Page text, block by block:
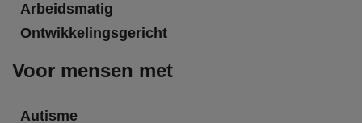
Arbeidsmatig
Ontwikkelingsgericht
Voor mensen met
Autisme